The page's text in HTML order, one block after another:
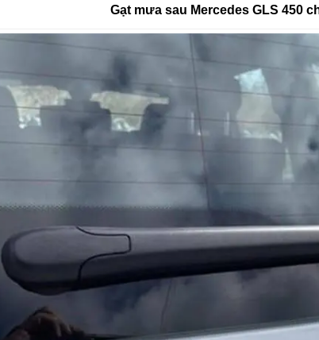
Gạt mưa sau Mercedes GLS 450